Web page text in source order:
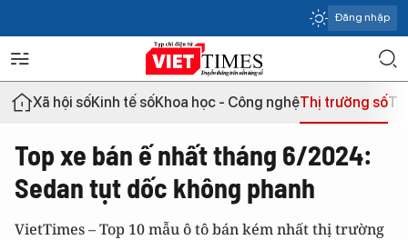
Đăng nhập
Xã hội sốKinh tế sốKhoa học - Công nghệThị trường số
Top xe bán ế nhất tháng 6/2024:
Sedan tụt dốc không phanh
VietTimes – Top 10 mẫu ô tô bán kém nhất thị trường